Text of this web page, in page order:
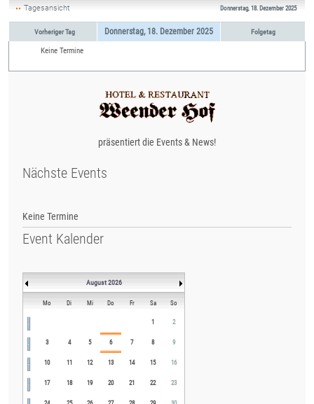
Tagesansicht Donnerstag, 18. Dezember 2025
Vorheriger Tag Donnerstag, 18. Dezember 2025 Folgetag
Keine Termine
präsentiert die Events & News!
Nächste Events
Keine Termine
Event Kalender
August 2026
Mo Di Mi Do Fr Sa So
1 2
3 4 5 6 7 8 9
10 11 12 13 14 15 16
17 18 19 20 21 22 23